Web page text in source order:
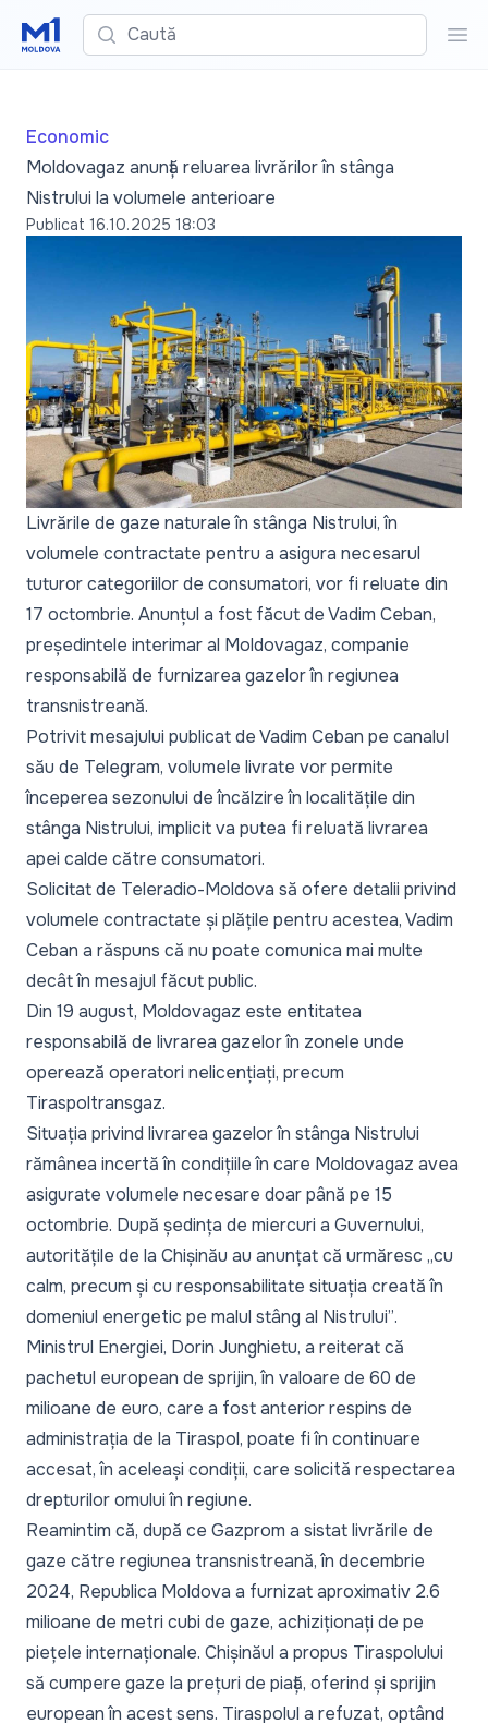
Caută
Economic
Moldovagaz anunță reluarea livrărilor în stânga
Nistrului la volumele anterioare
Publicat 16.10.2025 18:03
Livrările de gaze naturale în stânga Nistrului, în
volumele contractate pentru a asigura necesarul
tuturor categoriilor de consumatori, vor fi reluate din
17 octombrie. Anunțul a fost făcut de Vadim Ceban,
președintele interimar al Moldovagaz, companie
responsabilă de furnizarea gazelor în regiunea
transnistreană.
Potrivit mesajului publicat de Vadim Ceban pe canalul
său de Telegram, volumele livrate vor permite
începerea sezonului de încălzire în localitățile din
stânga Nistrului, implicit va putea fi reluată livrarea
apei calde către consumatori.
Solicitat de Teleradio-Moldova să ofere detalii privind
volumele contractate și plățile pentru acestea, Vadim
Ceban a răspuns că nu poate comunica mai multe
decât în mesajul făcut public.
Din 19 august, Moldovagaz este entitatea
responsabilă de livrarea gazelor în zonele unde
operează operatori nelicențiați, precum
Tiraspoltransgaz.
Situația privind livrarea gazelor în stânga Nistrului
rămânea incertăîn condițiile în care Moldovagaz avea
asigurate volumele necesare doar până pe 15
octombrie. După ședința de miercuri a Guvernului,
autoritățile de la Chișinău au anunțat că urmăresc „cu
calm, precum și cu responsabilitate situația creată în
domeniul energetic pe malul stâng al Nistrului”.
Ministrul Energiei, Dorin Junghietu, a reiterat că
pachetul european de sprijin, în valoare de 60 de
milioane de euro, care a fost anterior respins de
administrația de la Tiraspol, poate fi în continuare
accesat, în aceleași condiții, care solicită respectarea
drepturilor omului în regiune.
Reamintim că, după ce Gazprom a sistat livrările de
gaze către regiunea transnistreană, în decembrie
2024, Republica Moldova a furnizat aproximativ 2.6
milioane de metri cubi de gaze, achiziționați de pe
piețele internaționale. Chișinăul a propus Tiraspolului
să cumpere gaze la prețuri de piață, oferind și sprijin
european în acest sens. Tiraspolul a refuzat, optând